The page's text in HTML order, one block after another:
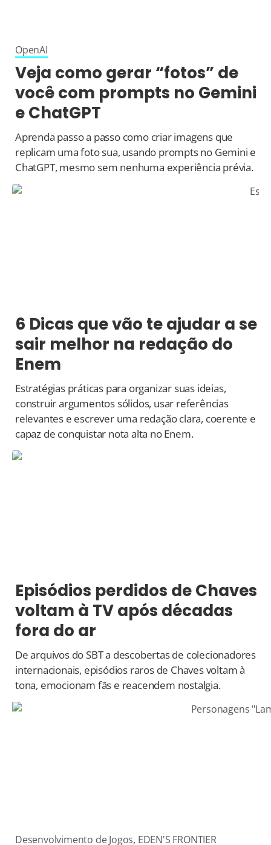
OpenAI
Veja como gerar “fotos” de
você com prompts no Gemini
e ChatGPT
Aprenda passo a passo como criar imagens que
replicam uma foto sua, usando prompts no Gemini e
ChatGPT, mesmo sem nenhuma experiência prévia.
6 Dicas que vão te ajudar a se
sair melhor na redação do
Enem
Estratégias práticas para organizar suas ideias,
construir argumentos sólidos, usar referências
relevantes e escrever uma redação clara, coerente e
capaz de conquistar nota alta no Enem.
Episódios perdidos de Chaves
voltam à TV após décadas
fora do ar
De arquivos do SBT a descobertas de colecionadores
internacionais, episódios raros de Chaves voltam à
tona, emocionam fãs e reacendem nostalgia.
Desenvolvimento de Jogos, EDEN'S FRONTIER